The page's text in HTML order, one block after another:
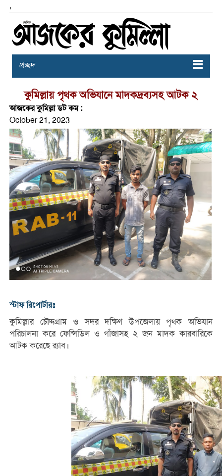
,
প্রচ্ছদ
কুমিল্লায় পৃথক অভিযানে মাদকদ্রব্যসহ আটক ২
আজকের কুমিল্লা ডট কম :
October 21, 2023
স্টাফ রিপোর্টারঃ
কুমিল্লার চৌদ্দগ্রাম ও সদর দক্ষিণ উপজেলায় পৃথক অভিযান
পরিচালনা করে ফেন্সিডিল ও গাঁজাসহ ২ জন মাদক কারবারিকে
আটক করেছে র‌্যাব।